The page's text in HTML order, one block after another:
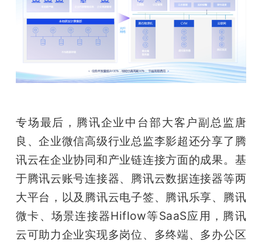
专场最后，腾讯企业中台部大客户副总监唐
良、企业微信高级行业总监李影超还分享了腾
讯云在企业协同和产业链连接方面的成果。基
于腾讯云账号连接器、腾讯云数据连接器等两
大平台，以及腾讯云电子签、腾讯乐享、腾讯
微卡、场景连接器Hiflow等SaaS应用，腾讯
云可助力企业实现多岗位、多终端、多办公区